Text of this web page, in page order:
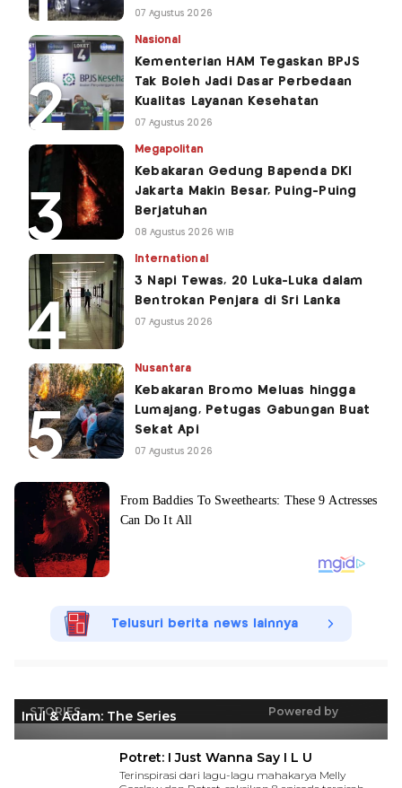
07 Agustus 2026
Nasional
Kementerian HAM Tegaskan BPJS
Tak Boleh Jadi Dasar Perbedaan
Kualitas Layanan Kesehatan
07 Agustus 2026
Megapolitan
Kebakaran Gedung Bapenda DKI
Jakarta Makin Besar, Puing-Puing
Berjatuhan
08 Agustus 2026 WIB
International
3 Napi Tewas, 20 Luka-Luka dalam
Bentrokan Penjara di Sri Lanka
07 Agustus 2026
Nusantara
Kebakaran Bromo Meluas hingga
Lumajang, Petugas Gabungan Buat
Sekat Api
07 Agustus 2026
Telusuri berita news lainnya